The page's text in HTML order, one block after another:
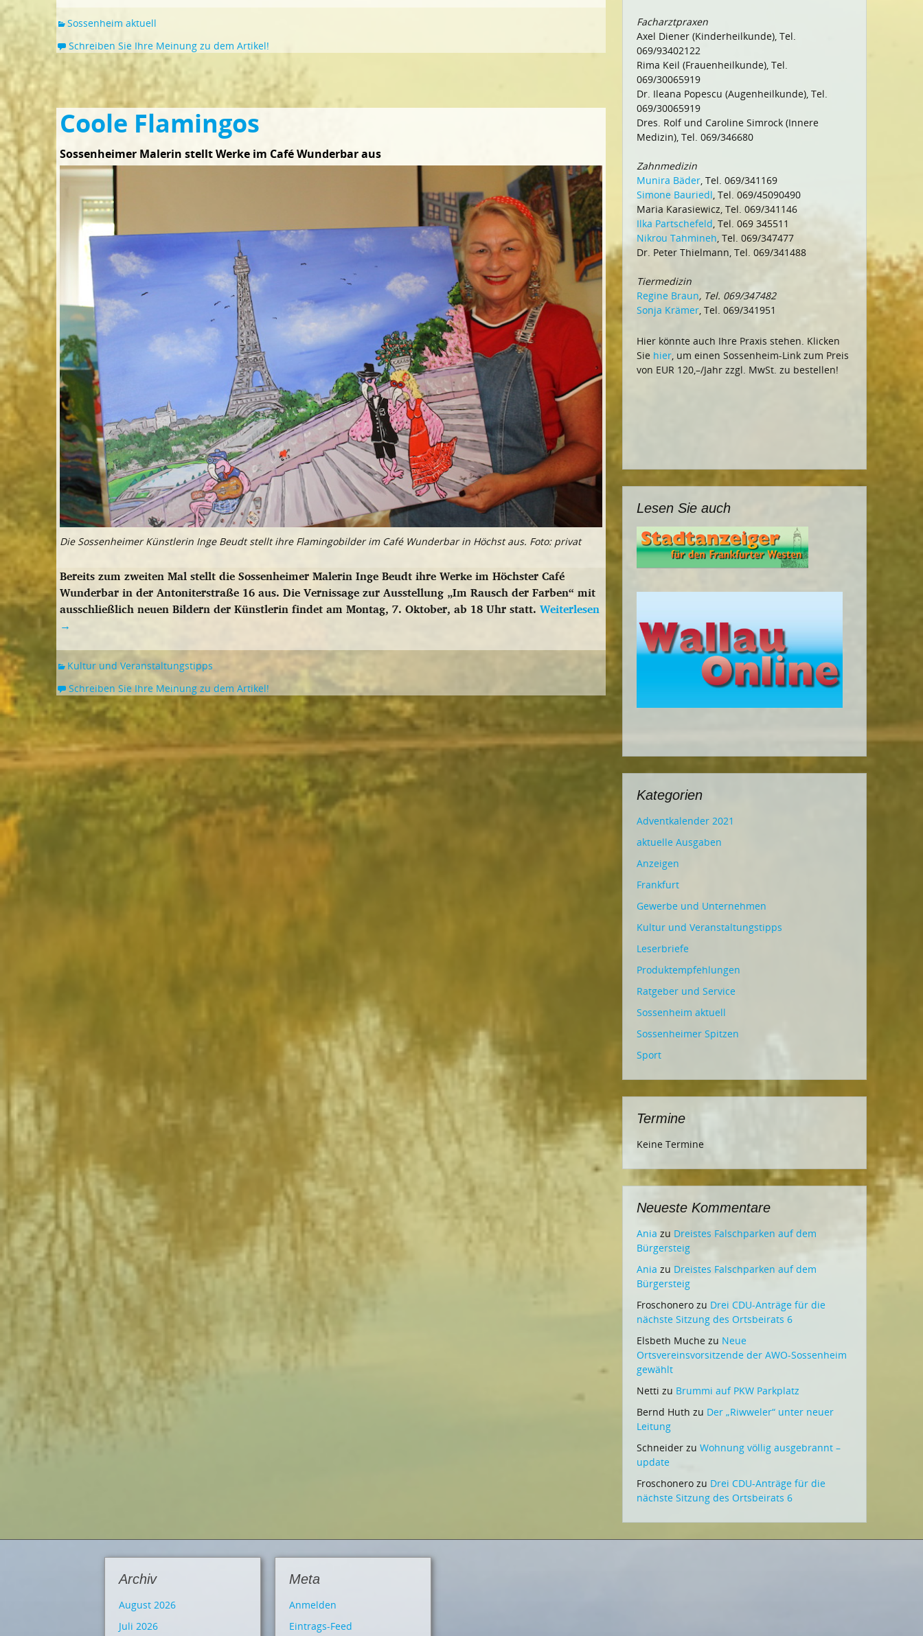
Sossenheim aktuell
Schreiben Sie Ihre Meinung zu dem Artikel!
Coole Flamingos
Sossenheimer Malerin stellt Werke im Café Wunderbar aus
Die Sossenheimer Künstlerin Inge Beudt stellt ihre Flamingobilder im Café Wunderbar in Höchst aus. Foto: privat
Bereits zum zweiten Mal stellt die Sossenheimer Malerin Inge Beudt ihre Werke im Höchster Café
Wunderbar in der Antoniterstraße 16 aus. Die Vernissage zur Ausstellung „Im Rausch der Farben“ mit
ausschließlich neuen Bildern der Künstlerin findet am Montag, 7. Oktober, ab 18 Uhr statt. Weiterlesen
→
Kultur und Veranstaltungstipps
Schreiben Sie Ihre Meinung zu dem Artikel!
Facharztpraxen
Axel Diener (Kinderheilkunde), Tel.
069/93402122
Rima Keil (Frauenheilkunde), Tel.
069/30065919
Dr. Ileana Popescu (Augenheilkunde), Tel.
069/30065919
Dres. Rolf und Caroline Simrock (Innere
Medizin), Tel. 069/346680
Zahnmedizin
Munira Bäder, Tel. 069/341169
Simone Bauriedl, Tel. 069/45090490
Maria Karasiewicz, Tel. 069/341146
Ilka Partschefeld, Tel. 069 345511
Nikrou Tahmineh, Tel. 069/347477
Dr. Peter Thielmann, Tel. 069/341488
Tiermedizin
Regine Braun, Tel. 069/347482
Sonja Krämer, Tel. 069/341951
Hier könnte auch Ihre Praxis stehen. Klicken
Sie hier, um einen Sossenheim-Link zum Preis
von EUR 120,–/Jahr zzgl. MwSt. zu bestellen!
Lesen Sie auch
Kategorien
Adventkalender 2021
aktuelle Ausgaben
Anzeigen
Frankfurt
Gewerbe und Unternehmen
Kultur und Veranstaltungstipps
Leserbriefe
Produktempfehlungen
Ratgeber und Service
Sossenheim aktuell
Sossenheimer Spitzen
Sport
Termine
Keine Termine
Neueste Kommentare
Ania zu Dreistes Falschparken auf dem
Bürgersteig
Ania zu Dreistes Falschparken auf dem
Bürgersteig
Froschonero zu Drei CDU-Anträge für die
nächste Sitzung des Ortsbeirats 6
Elsbeth Muche zu Neue
Ortsvereinsvorsitzende der AWO-Sossenheim
gewählt
Netti zu Brummi auf PKW Parkplatz
Bernd Huth zu Der „Riwweler“ unter neuer
Leitung
Schneider zu Wohnung völlig ausgebrannt –
update
Froschonero zu Drei CDU-Anträge für die
nächste Sitzung des Ortsbeirats 6
Archiv
August 2026
Juli 2026
Meta
Anmelden
Eintrags-Feed